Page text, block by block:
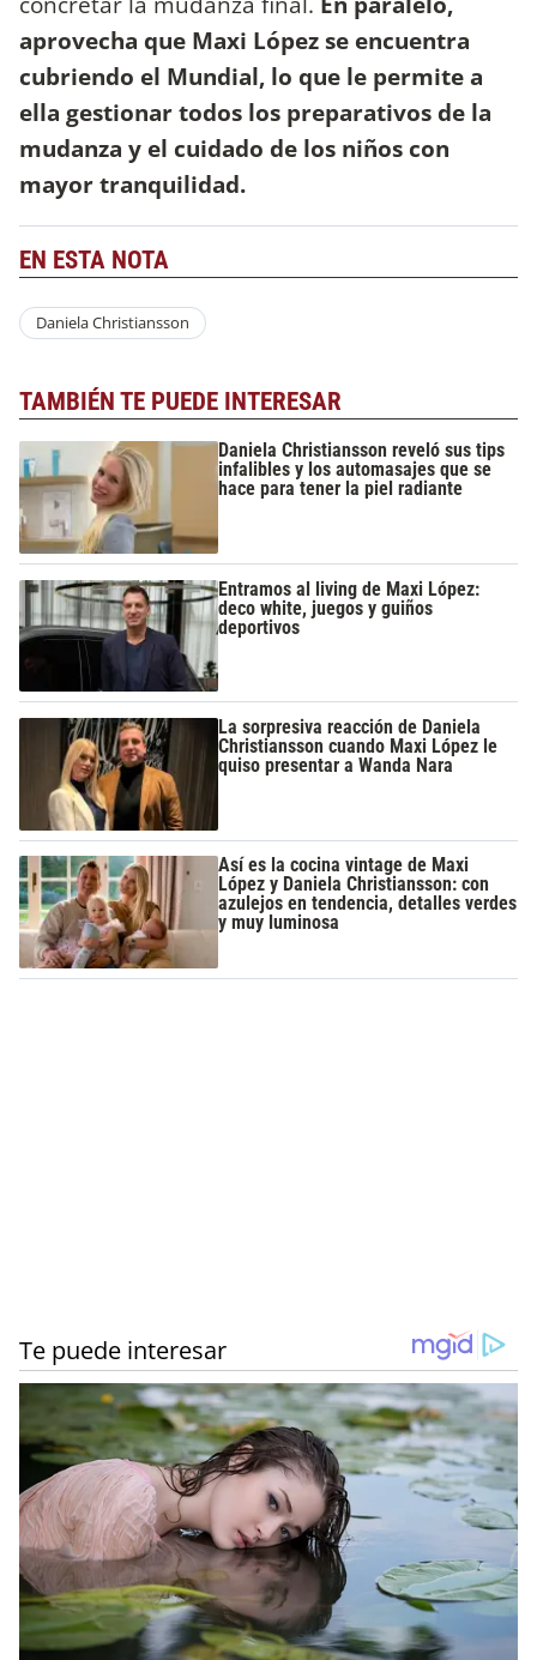
aprovecha que Maxi López se encuentra
cubriendo el Mundial, lo que le permite a
ella gestionar todos los preparativos de la
mudanza y el cuidado de los niños con
mayor tranquilidad.
EN ESTA NOTA
Daniela Christiansson
TAMBIÉN TE PUEDE INTERESAR
Daniela Christiansson reveló sus tips
infalibles y los automasajes que se
hace para tener la piel radiante
Entramos al living de Maxi López:
deco white, juegos y guiños
deportivos
La sorpresiva reacción de Daniela
Christiansson cuando Maxi López le
quiso presentar a Wanda Nara
Así es la cocina vintage de Maxi
López y Daniela Christiansson: con
azulejos en tendencia, detalles verdes
y muy luminosa